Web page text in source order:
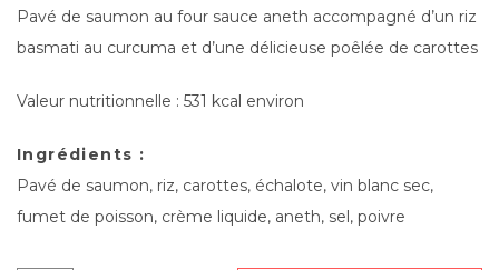
Pavé de saumon au four sauce aneth accompagné d’un riz
basmati au curcuma et d’une délicieuse poêlée de carottes
Valeur nutritionnelle : 531 kcal environ
Ingrédients :
Pavé de saumon, riz, carottes, échalote, vin blanc sec,
fumet de poisson, crème liquide, aneth, sel, poivre